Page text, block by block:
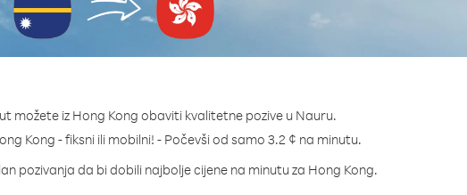
možete iz Hong Kong obaviti kvalitetne pozive u Nauru.
Kong - fiksni ili mobilni! - Počevši od samo 3.2 ¢ na minutu.
pozivanja da bi dobili najbolje cijene na minutu za Hong Kong.